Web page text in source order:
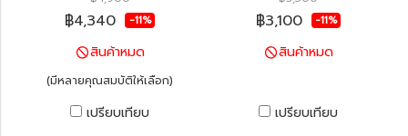
฿4,340 -11%
สินค้าหมด
(มีหลายคุณสมบัติให้เลือก)
เปรียบเทียบ
฿3,100 -11%
สินค้าหมด
เปรียบเทียบ